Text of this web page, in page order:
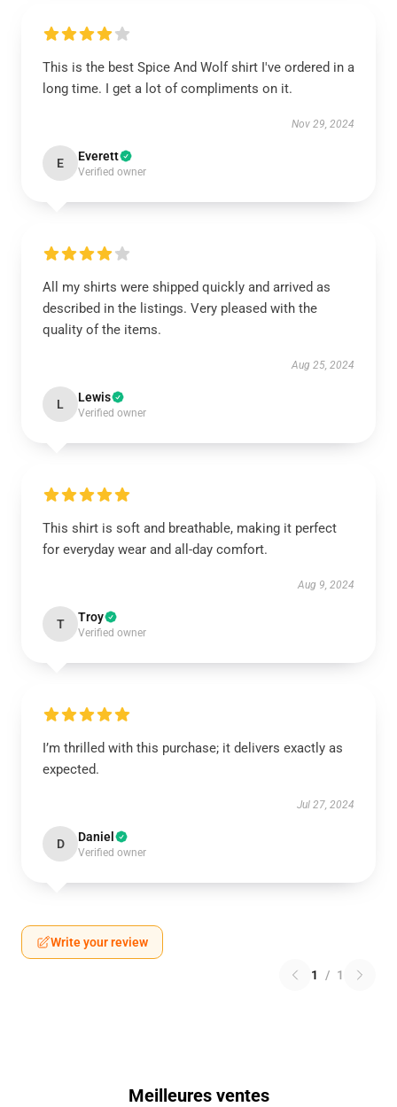
This is the best Spice And Wolf shirt I've ordered in a
long time. I get a lot of compliments on it.
Nov 29, 2024
E Everett
Verified owner
All my shirts were shipped quickly and arrived as
described in the listings. Very pleased with the
quality of the items.
Aug 25, 2024
L Lewis
Verified owner
This shirt is soft and breathable, making it perfect
for everyday wear and all-day comfort.
Aug 9, 2024
T Troy
Verified owner
I’m thrilled with this purchase; it delivers exactly as
expected.
Jul 27, 2024
D Daniel
Verified owner
Write your review
1 / 1
Meilleures ventes